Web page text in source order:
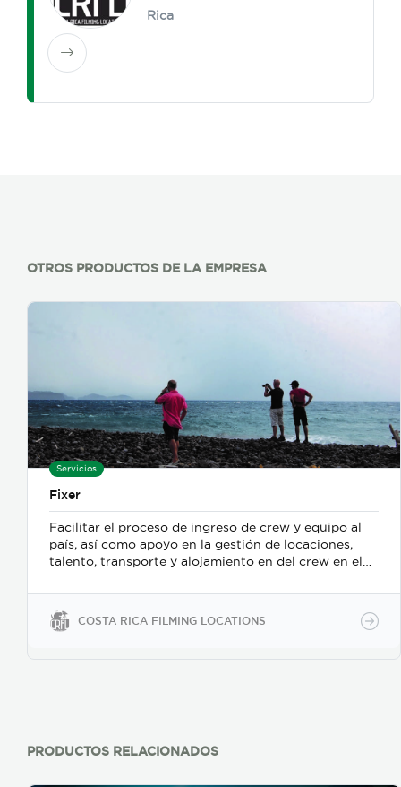
Rica
OTROS PRODUCTOS DE LA EMPRESA
Servicios
Fixer
Facilitar el proceso de ingreso de crew y equipo al
país, así como apoyo en la gestión de locaciones,
talento, transporte y alojamiento en del crew en el
COSTA RICA FILMING LOCATIONS
PRODUCTOS RELACIONADOS